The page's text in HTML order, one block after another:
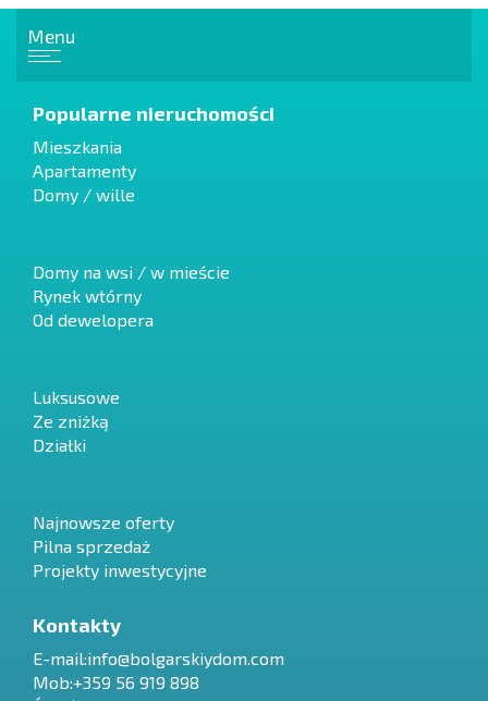
Menu
Popularne nieruchomości
Mieszkania
Apartamenty
Domy / wille
Domy na wsi / w mieście
Rynek wtórny
Od dewelopera
Luksusowe
Ze zniżką
Działki
Najnowsze oferty
Pilna sprzedaż
Projekty inwestycyjne
Kontakty
E-mail:info@bolgarskiydom.com
Mob:+359 56 919 898